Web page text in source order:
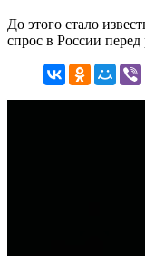
До этого стало
спрос в России